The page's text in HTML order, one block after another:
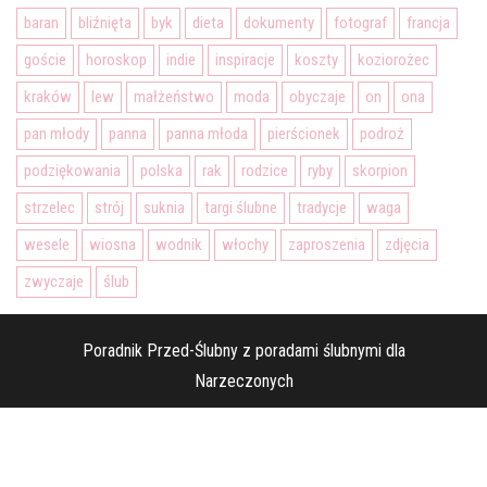
baran bliźnięta byk dieta dokumenty fotograf
francja
goście
horoskop indie inspiracje koszty
koziorożec
kraków
lew małżeństwo moda obyczaje on
ona
pan młody
panna panna młoda pierścionek
podroż
podziękowania
polska rak rodzice ryby
skorpion
strzelec
strój suknia targi ślubne tradycje
waga
wesele
wiosna wodnik włochy zaproszenia
zdjęcia
zwyczaje
ślub
Poradnik Przed-Ślubny z poradami ślubnymi dla
Narzeczonych